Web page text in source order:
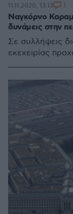
Ναγκόρνο
δυνάμεις στην
Σε συλλήψεις
εκεχειρίας
11.11.2020, 13:13 1